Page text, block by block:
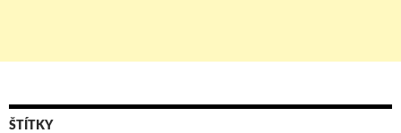
ŠTÍTKY